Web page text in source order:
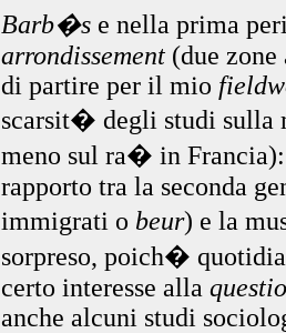
Barb�s e nella prima
arrondissement (due
di partire per il mio
scarsit� degli studi
meno sul ra� in
rapporto tra la seconda
immigrati o beur) e la
sorpreso, poich�
certo interesse alla
anche alcuni studi